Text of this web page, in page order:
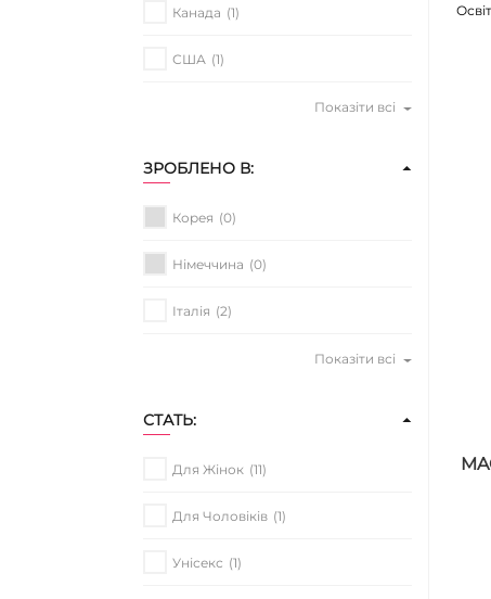
Канада (1)
США (1)
Показіти всі
ЗРОБЛЕНО В:
Корея (0)
Німеччина (0)
Італія (2)
Показіти всі
СТАТЬ:
Для Жінок (11)
Для Чоловіків (1)
Унісекс (1)